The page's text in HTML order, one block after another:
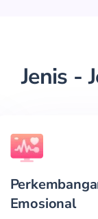
Jenis -
Emosional